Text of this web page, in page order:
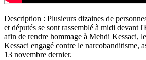
Description : Plusieurs dizaines de
et députés se sont rassemblé à midi devant
afin de rendre hommage à Mehdi Kessaci,
Kessaci engagé contre le narcobanditisme,
13 novembre dernier.